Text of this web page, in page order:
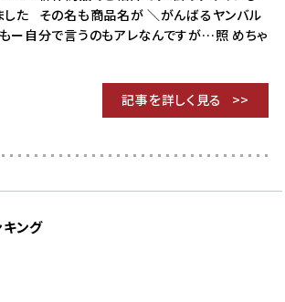
した その名も商品名が ＼がんばるヤンバル
もー自分で言うのもアレなんですが…照 めちゃ
記事を詳しく見る
ング